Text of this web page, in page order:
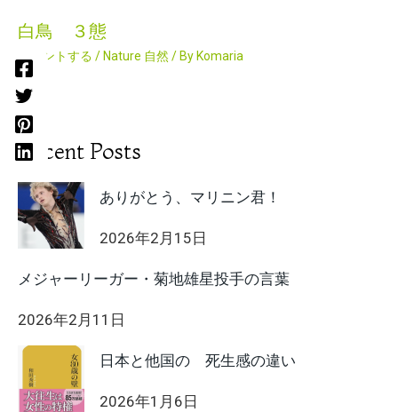
白鳥 ３態
コメントする / Nature 自然 / By Komaria
Recent Posts
ありがとう、マリニン君！
2026年2月15日
メジャーリーガー・菊地雄星投手の言葉
2026年2月11日
日本と他国の 死生感の違い
2026年1月6日